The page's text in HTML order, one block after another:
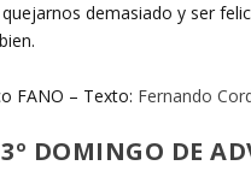
quejarnos demasiado y ser
FANO – Texto: Fernando
3º DOMINGO DE